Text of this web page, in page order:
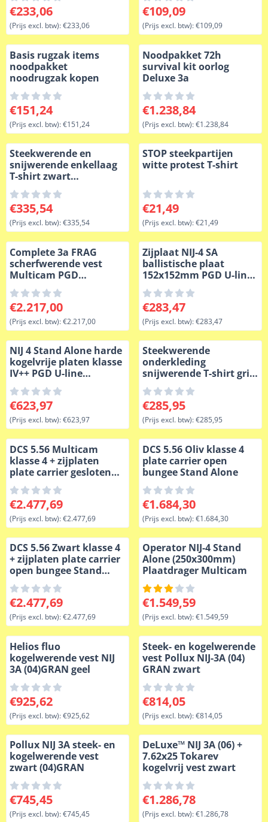
Prijs: 233,06, exclusief btw: 233,06
€233,06
(Prijs excl. btw):€233,06
Prijs: 109,09, exclusief btw:
€109,09
(Prijs excl. btw):€109,09
Basis rugzak items
noodpakket
noodrugzak kopen
Prijs: 151,24, exclusief btw: 151,24
€151,24
(Prijs excl. btw):€151,24
Noodpakket 72h
survival kit oorlog
Deluxe 3a
Prijs: 1 238,84, exclusief
€1.238,84
(Prijs excl. btw):€1.238,84
Steekwerende en
snijwerende enkellaag
T-shirt zwart
onderhemd
Prijs: 335,54, exclusief btw: 335,54
€335,54
(Prijs excl. btw):€335,54
STOP steekpartijen
witte protest T-shirt
Prijs: 21,49, exclusief btw:
€21,49
(Prijs excl. btw):€21,49
Complete 3a FRAG
scherfwerende vest
Multicam PGD
kogelwerend
Prijs: 2 217,00, exclusief btw: 2 217,00
€2.217,00
(Prijs excl. btw):€2.217,00
Zijplaat NIJ-4 SA
ballistische plaat
152x152mm PGD U-line
NIJ-0101.06
Prijs: 283,47, exclusief btw:
€283,47
(Prijs excl. btw):€283,47
NIJ 4 Stand Alone harde
kogelvrije platen klasse
IV++ PGD U-line
kogelwerend
Prijs: 623,97, exclusief btw: 623,97
€623,97
(Prijs excl. btw):€623,97
Steekwerende
onderkleding
snijwerende T-shirt grijs
Level 5+ scherfwerend
VBR-Belgium
Prijs: 285,95, exclusief btw:
€285,95
(Prijs excl. btw):€285,95
DCS 5.56 Multicam
klasse 4 + zijplaten
plate carrier gesloten
flap Stand Alone
Prijs: 2 477,69, exclusief btw: 2 477,69
€2.477,69
(Prijs excl. btw):€2.477,69
DCS 5.56 Oliv klasse 4
plate carrier open
bungee Stand Alone
Prijs: 1 684,30, exclusief
€1.684,30
(Prijs excl. btw):€1.684,30
DCS 5.56 Zwart klasse 4
+ zijplaten plate carrier
open bungee Stand
Alone
Prijs: 2 477,69, exclusief btw: 2 477,69
€2.477,69
(Prijs excl. btw):€2.477,69
Operator NIJ-4 Stand
Alone (250x300mm)
Plaatdrager Multicam
Prijs: 1 549,59, exclusief
€1.549,59
(Prijs excl. btw):€1.549,59
Helios fluo
kogelwerende vest NIJ
3A (04)GRAN geel
Prijs: 925,62, exclusief btw: 925,62
€925,62
(Prijs excl. btw):€925,62
Steek- en kogelwerende
vest Pollux NIJ-3A (04)
GRAN zwart
Prijs: 814,05, exclusief btw:
€814,05
(Prijs excl. btw):€814,05
Pollux NIJ 3A steek- en
kogelwerende vest
zwart (04)GRAN
Prijs: 745,45, exclusief btw: 745,45
€745,45
(Prijs excl. btw):€745,45
DeLuxe™ NIJ 3A (06) +
7.62x25 Tokarev
kogelvrij vest zwart
Prijs: 1 286,78, exclusief
€1.286,78
(Prijs excl. btw):€1.286,78